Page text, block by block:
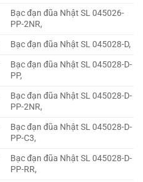
Bạc đạn đũa Nhật SL 045026-
PP-2NR,
Bạc đạn đũa Nhật SL 045028-D,
Bạc đạn đũa Nhật SL 045028-D-
PP,
Bạc đạn đũa Nhật SL 045028-D-
PP-2NR,
Bạc đạn đũa Nhật SL 045028-D-
PP-C3,
Bạc đạn đũa Nhật SL 045028-D-
PP-RR,